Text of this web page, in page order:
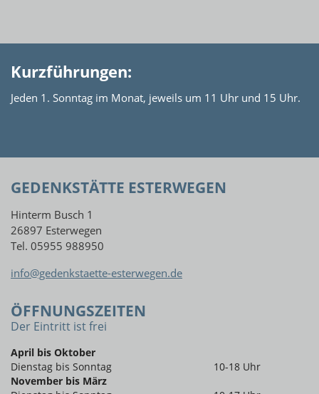
Kurzführungen:
Jeden 1. Sonntag im Monat, jeweils um 11 Uhr und 15 Uhr.
GEDENKSTÄTTE ESTERWEGEN
Hinterm Busch 1
26897 Esterwegen
Tel. 05955 988950
info@gedenkstaette-esterwegen.de
ÖFFNUNGSZEITEN
Der Eintritt ist frei
April bis Oktober
Dienstag bis Sonntag
10-18 Uhr
November bis März